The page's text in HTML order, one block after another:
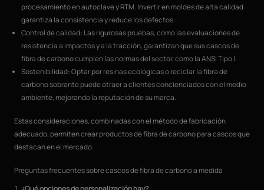
procesamiento en autoclave y RTM. Invertir en moldes de alta calidad
garantiza la consistencia y reduce los defectos.
Control de calidad: Las rigurosas pruebas, como las evaluaciones de
resistencia a impactos y a la tracción, garantizan que sus cascos de
fibra de carbono cumplen las normas del sector, como la ANSI Tipo I.
Sostenibilidad: Optar por resinas ecológicas o reciclar la fibra de
carbono sobrante puede atraer a clientes concienciados con el medio
ambiente, mejorando la reputación de su marca.
Estas consideraciones, combinadas con el método de fabricación
adecuado, permiten crear productos de fibra de carbono para cascos que
destacan en el mercado.
Preguntas frecuentes sobre cascos de fibra de carbono a medida